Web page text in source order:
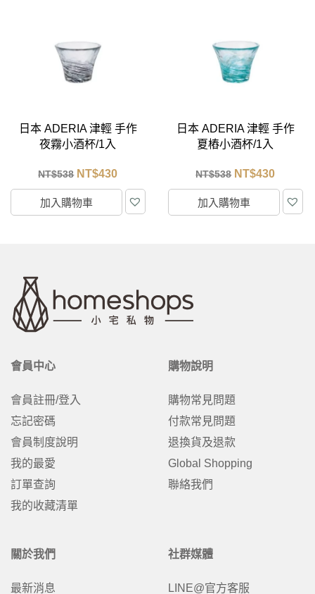
日本 ADERIA 津輕 手作
夜霧小酒杯/1入
NT$538 NT$430
加入購物車
日本 ADERIA 津輕 手作
夏樁小酒杯/1入
NT$538 NT$430
加入購物車
會員中心
會員註冊/登入
忘記密碼
會員制度說明
我的最愛
訂單查詢
我的收藏清單
購物說明
購物常見問題
付款常見問題
退換貨及退款
Global Shopping
聯絡我們
關於我們
最新消息
社群媒體
LINE@官方客服